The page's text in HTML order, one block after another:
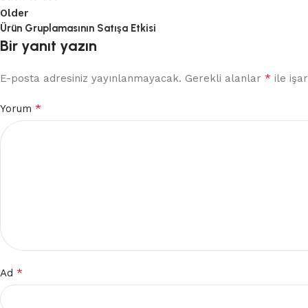
Older
Ürün Gruplamasının Satışa Etkisi
Bir yanıt yazın
E-posta adresiniz yayınlanmayacak. Gerekli alanlar * ile
Yorum *
Ad *